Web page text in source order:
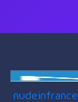
nudeinfrance